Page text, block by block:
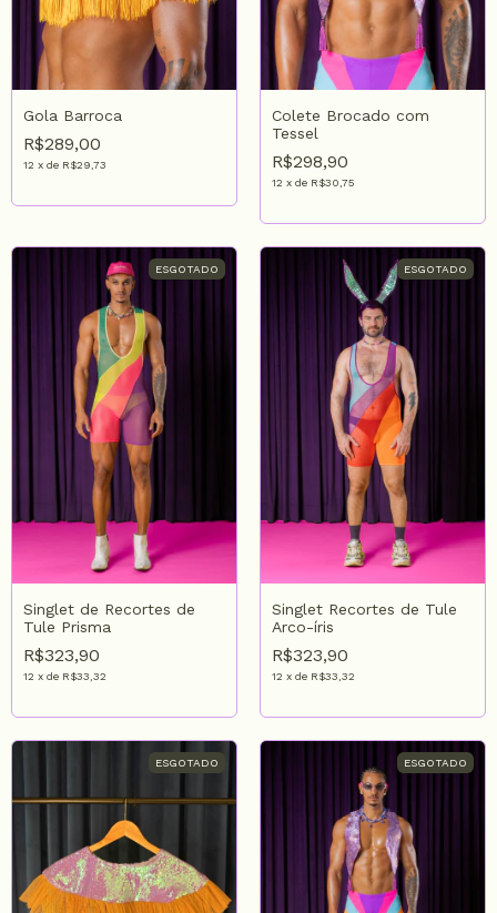
Gola Barroca
R$289,00
12 x de R$29,73
Colete Brocado com
Tessel
R$298,90
12 x de R$30,75
ESGOTADO
Singlet de Recortes de
Tule Prisma
R$323,90
12 x de R$33,32
ESGOTADO
Singlet Recortes de Tule
Arco-íris
R$323,90
12 x de R$33,32
ESGOTADO ESGOTADO